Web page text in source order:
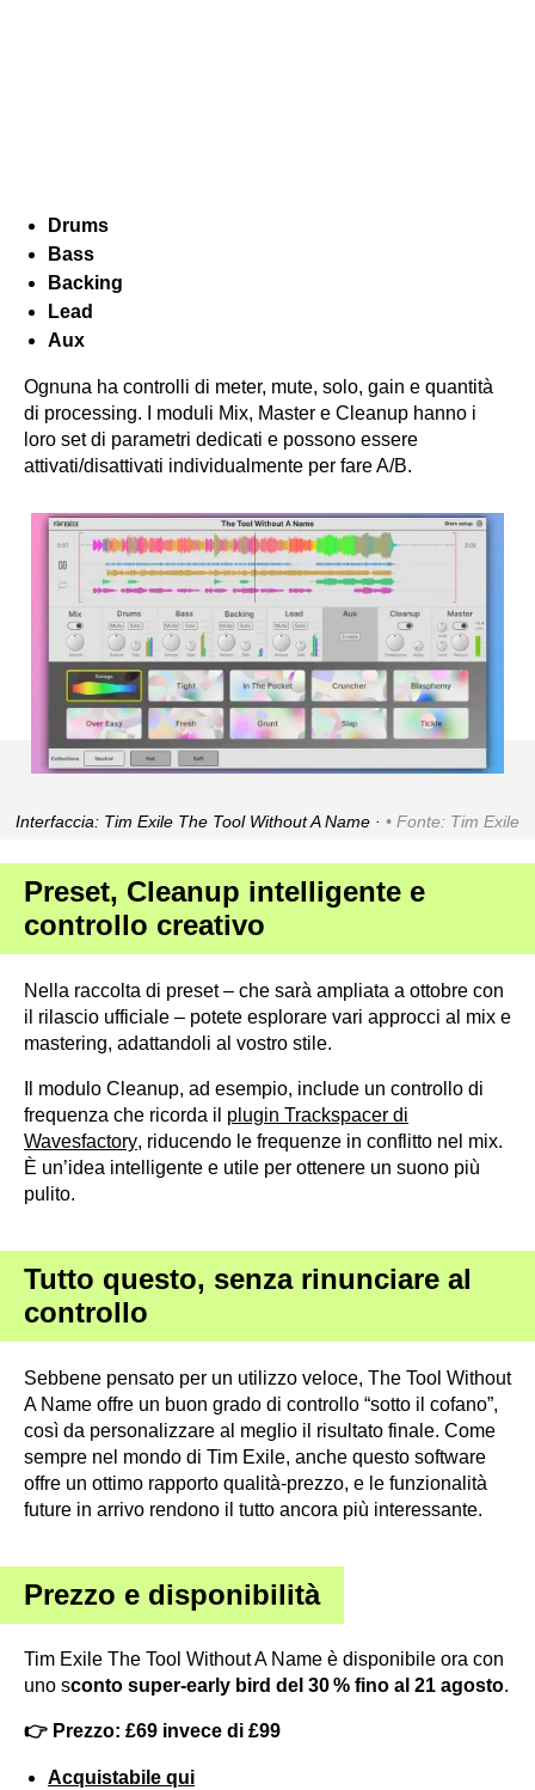
Drums
Bass
Backing
Lead
Aux
Ognuna ha controlli di meter, mute, solo, gain e quantità
di processing. I moduli Mix, Master e Cleanup hanno i
loro set di parametri dedicati e possono essere
attivati/disattivati individualmente per fare A/B.
Interfaccia: Tim Exile The Tool Without A Name · Fonte: Tim Exile
Preset, Cleanup intelligente e
controllo creativo
Nella raccolta di preset – che sarà ampliata a ottobre con
il rilascio ufficiale – potete esplorare vari approcci al mix e
mastering, adattandoli al vostro stile.
Il modulo Cleanup, ad esempio, include un controllo di
frequenza che ricorda il plugin Trackspacer di
Wavesfactory, riducendo le frequenze in conflitto nel mix.
È un’idea intelligente e utile per ottenere un suono più
pulito.
Tutto questo, senza rinunciare al
controllo
Sebbene pensato per un utilizzo veloce, The Tool Without
A Name offre un buon grado di controllo “sotto il cofano”,
così da personalizzare al meglio il risultato finale. Come
sempre nel mondo di Tim Exile, anche questo software
offre un ottimo rapporto qualità-prezzo, e le funzionalità
future in arrivo rendono il tutto ancora più interessante.
Prezzo e disponibilità
Tim Exile The Tool Without A Name è disponibile ora con
uno sconto super-early bird del 30 % fino al 21 agosto.
👉 Prezzo: £69 invece di £99
Acquistabile qui